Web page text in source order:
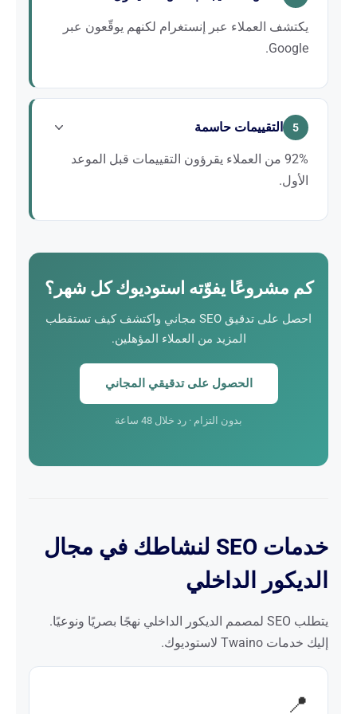
يكتشف العملاء عبر إنستغرام لكنهم يوقّعون عبر
Google.
معرض إنستغرام ضروري لكنه غير كافٍ. يُحوّل الموقع
وموقَّع.التقييمات حاسمة
92% من العملاء يقرؤون التقييمات قبل الموعد
الأول.
بما أن الديكور قطاع ذاتي، تُعدّ شهادات العملاء الراضين
غنى عنه.
كم مشروعًا يفوّته استوديوك كل شهر؟
احصل على تدقيق SEO مجاني واكتشف كيف تستقطب
المزيد من العملاء المؤهلين.
الحصول على تدقيقي المجاني
بدون التزام · رد خلال 48 ساعة
خدمات SEO لنشاطك في مجال
الديكور الداخلي
يتطلب SEO لمصمم الديكور الداخلي نهجًا بصريًا ونوعيًا.
إليك خدمات Twaino لاستوديوك.
📍